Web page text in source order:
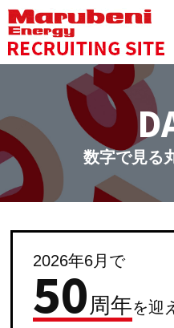
数字で見る
2026年6月で
50 周年を迎